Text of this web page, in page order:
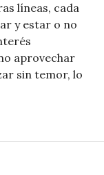
líneas, cada
y estar o no
aprovechar
sin temor, lo